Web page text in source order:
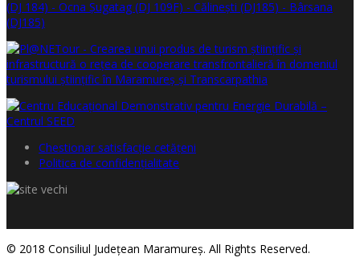
Chestionar satisfacţie cetăţeni
Politica de confidențialitate
© 2018 Consiliul Judeţean Maramureş. All Rights Reserved.